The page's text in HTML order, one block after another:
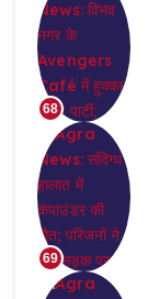
68
69